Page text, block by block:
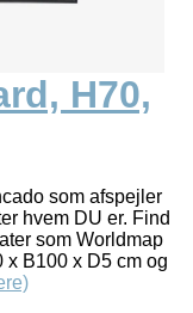
H70,
som afspejler
hvem DU er. Find
som Worldmap
x B100 x D5 cm og